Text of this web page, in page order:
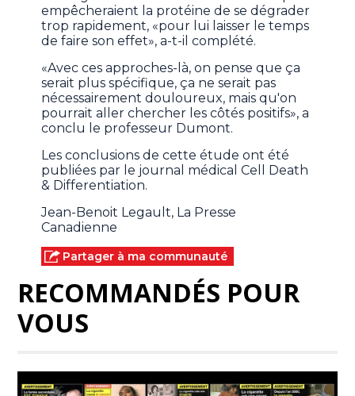
empêcheraient la protéine de se dégrader
trop rapidement, «pour lui laisser le temps
de faire son effet», a-t-il complété.
«Avec ces approches-là, on pense que ça
serait plus spécifique, ça ne serait pas
nécessairement douloureux, mais qu'on
pourrait aller chercher les côtés positifs», a
conclu le professeur Dumont.
Les conclusions de cette étude ont été
publiées par le journal médical Cell Death
& Differentiation.
Jean-Benoit Legault, La Presse
Canadienne
Partager à ma communauté
RECOMMANDÉS POUR
VOUS